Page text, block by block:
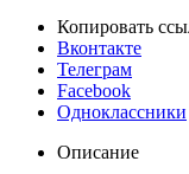
Копировать
Вконтакте
Телеграм
Facebook
Одноклассники
Описание